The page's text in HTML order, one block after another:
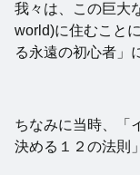
我々は、この巨大
world)に住むこと
る永遠の初心者」
ちなみに当時、「
決める１２の法則